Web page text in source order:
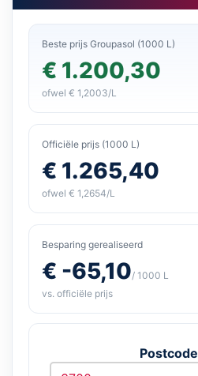
Beste prijs Groupasol (1000 L)
€ 1.200,30
ofwel € 1,2003/L
Officiële prijs (1000 L)
€ 1.265,40
ofwel € 1,2654/L
Besparing gerealiseerd
€ -65,10/ 1000 L
vs. officiële prijs
Postcode